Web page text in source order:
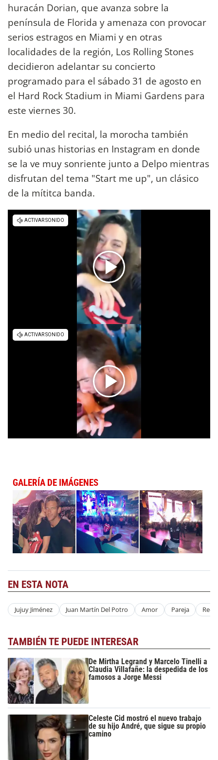
huracán Dorian, que avanza sobre la
península de Florida y amenaza con provocar
serios estragos en Miami y en otras
localidades de la región, Los Rolling Stones
decidieron adelantar su concierto
programado para el sábado 31 de agosto en
el Hard Rock Stadium in Miami Gardens para
este viernes 30.
En medio del recital, la morocha también
subió unas historias en Instagram en donde
se la ve muy sonriente junto a Delpo mientras
disfrutan del tema "Start me up", un clásico
de la mítitca banda.
GALERÍA DE IMÁGENES
EN ESTA NOTA
Jujuy Jiménez Juan Martín Del Potro Amor Pareja
TAMBIÉN TE PUEDE INTERESAR
De Mirtha Legrand y Marcelo Tinelli a
Claudia Villafañe: la despedida de los
famosos a Jorge Messi
Celeste Cid mostró el nuevo trabajo
de su hijo André, que sigue su propio
camino